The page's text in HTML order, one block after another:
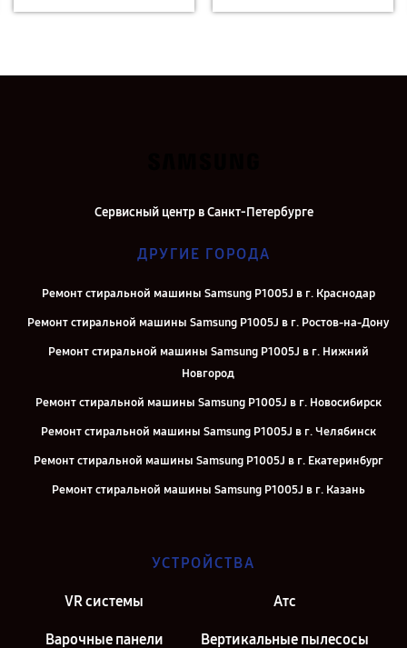
Сервисный центр в Санкт-Петербурге
ДРУГИЕ ГОРОДА
Ремонт стиральной машины Samsung P1005J в г. Краснодар
Ремонт стиральной машины Samsung P1005J в г. Ростов-на-Дону
Ремонт стиральной машины Samsung P1005J в г. Нижний
Новгород
Ремонт стиральной машины Samsung P1005J в г. Новосибирск
Ремонт стиральной машины Samsung P1005J в г. Челябинск
Ремонт стиральной машины Samsung P1005J в г. Екатеринбург
Ремонт стиральной машины Samsung P1005J в г. Казань
УСТРОЙСТВА
VR системы Атс
Варочные панели Вертикальные пылесосы